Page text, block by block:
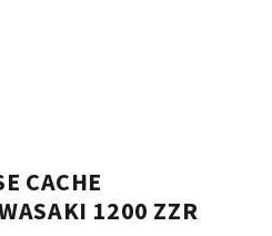
CACHE
1200 ZZR